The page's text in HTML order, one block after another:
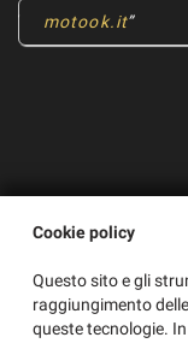
motook.it
Cookie policy
Questo sito e gli
raggiungimento
queste tecnologie.